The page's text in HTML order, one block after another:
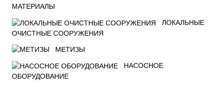
МАТЕРИАЛЫ
ЛОКАЛЬНЫЕ
ОЧИСТНЫЕ СООРУЖЕНИЯ
МЕТИЗЫ
НАСОСНОЕ
ОБОРУДОВАНИЕ